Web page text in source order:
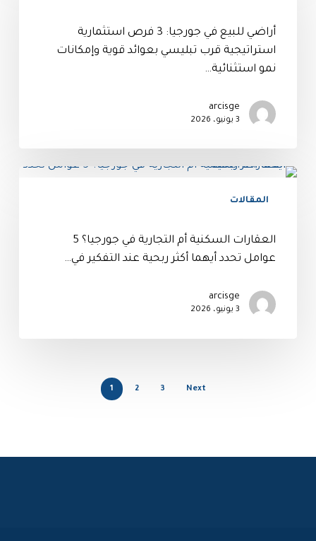
أراضي للبيع في جورجيا: 3 فرص استثمارية
استراتيجية قرب تبليسي بعوائد قوية وإمكانات
نمو استثنائية…
arcisge
3 يونيو، 2026
المقالات
العقارات السكنية أم التجارية في جورجيا؟ 5
عوامل تحدد أيهما أكثر ربحية عند التفكير في…
arcisge
3 يونيو، 2026
1 2 3 Next